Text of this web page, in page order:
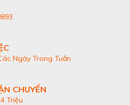
Ngày Trong Tuần
CHUYỂN
Triệu